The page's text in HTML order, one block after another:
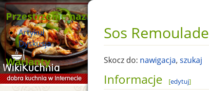
Sos Remoulade
Skocz do: nawigacja, szukaj
Informacje [edytuj]
Przestrzenie nazw
Artykuł
Dyskusja
Warianty